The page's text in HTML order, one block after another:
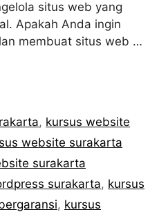
situs web yang
Apakah Anda ingin
membuat situs web …
, kursus website
website surakarta
surakarta
surakarta, kursus
, kursus